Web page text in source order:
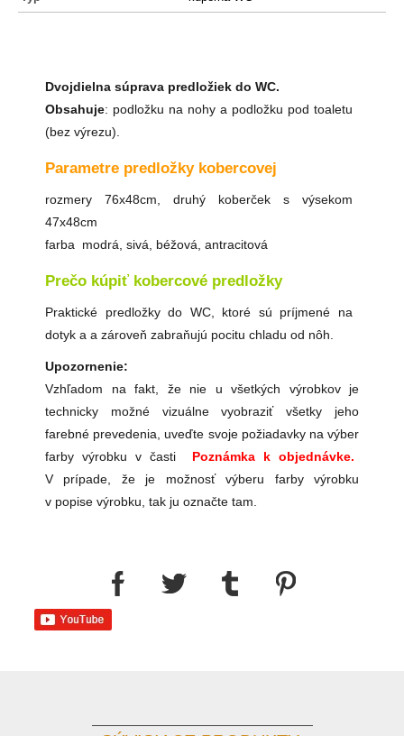
Dvojdielna súprava predložiek do WC.
Obsahuje: podložku na nohy a podložku pod toaletu
(bez výrezu).
Parametre predložky kobercovej
rozmery 76x48cm, druhý koberček s výsekom
47x48cm
farba modrá, sivá, béžová, antracitová
Prečo kúpiť kobercové predložky
Praktické predložky do WC, ktoré sú príjmené na
dotyk a a zároveň zabraňujú pocitu chladu od nôh.
Upozornenie:
Vzhľadom na fakt, že nie u všetkých výrobkov je
technicky možné vizuálne vyobraziť všetky jeho
farebné prevedenia, uveďte svoje požiadavky na výber
farby výrobku v časti Poznámka k objednávke.
V prípade, že je možnosť výberu farby výrobku
v popise výrobku, tak ju označte tam.